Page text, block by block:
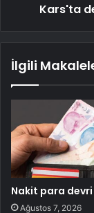
Kars'ta
İlgili
Nakit para devri
Ağustos 7, 2026